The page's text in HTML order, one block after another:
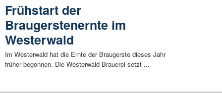
Frühstart der
Braugerstenernte im
Westerwald
Im Westerwald hat die Ernte der Braugerste dieses Jahr
früher begonnen. Die Westerwald-Brauerei setzt ...